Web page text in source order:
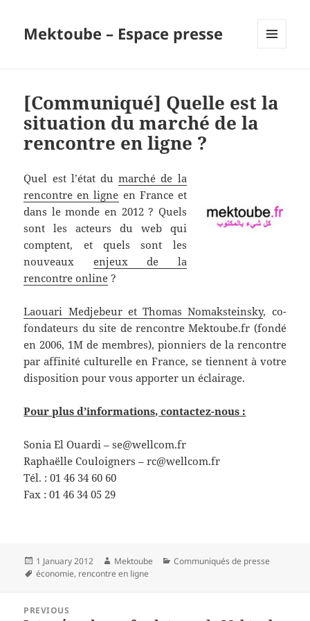
Mektoube – Espace presse
[Communiqué] Quelle est la
situation du marché de la
rencontre en ligne ?
Quel est l’état dumarché de la
rencontre en ligne en France et
dans le monde en 2012 ? Quels
sont les acteurs du web qui
comptent, et quels sont les
nouveaux enjeux de la
rencontre online ?
Laouari Medjebeur et Thomas Nomaksteinsky, co-
fondateurs du site de rencontre Mektoube.fr (fondé
en 2006, 1M de membres), pionniers de la rencontre
par affinité culturelle en France, se tiennent à votre
disposition pour vous apporter un éclairage.
Pour plus d’informations, contactez-nous :
Sonia El Ouardi –se@wellcom.fr
Raphaëlle Couloigners –rc@wellcom.fr
Tél. : 01 46 34 60 60
Fax : 01 46 34 05 29
Posted
on
1 January 2012 Author
Mektoube Categories
Communiqués de presse
Tags
économie, rencontre en ligne
navigation
PREVIOUS